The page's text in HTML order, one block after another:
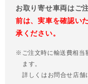
お取り寄せ車両はご
前は、実車を確認い
承ください。
※ご注文時に輸送費相当
ます。
詳しくはお問合せ店舗